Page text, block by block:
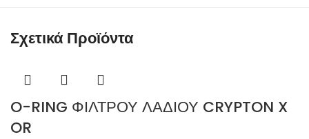
Σχετικά Προϊόντα
O-RING ΦΙΛΤΡΟΥ ΛΑΔΙΟΥ CRYPTON X
OR